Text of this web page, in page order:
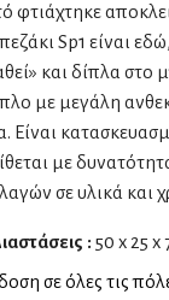
φτιάχτηκε
Sp1 είναι
και δίπλα στο
με μεγάλη
Είναι
με
σε υλικά και
: 50 x 25 x
σε όλες τις